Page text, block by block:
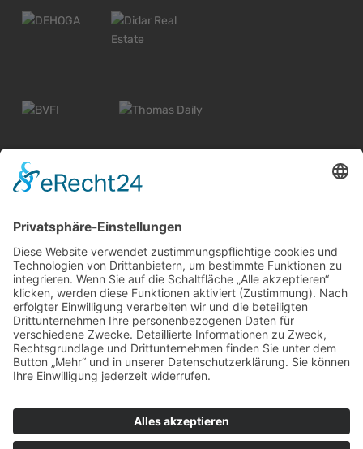
© 2026 Alle Rechte vorbehalten
Widerrufsbelehrung WiesbadenWiderrufsbelehrung Mainz
Informationspflicht Impressum